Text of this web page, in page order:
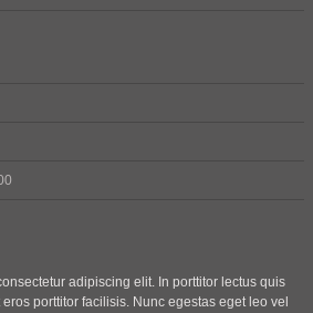
adipiscing elit. In porttitor lectus quis
porttitor facilisis. Nunc egestas eget leo vel